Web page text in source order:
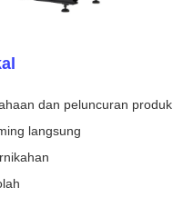
dan peluncuran produk
langsung